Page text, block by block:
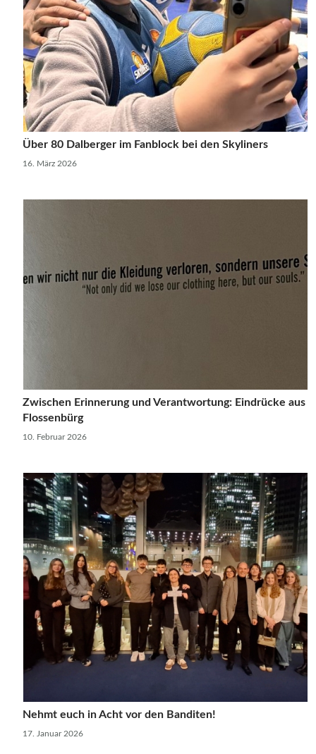
Über 80 Dalberger im Fanblock bei den Skyliners
16. März 2026
Zwischen Erinnerung und Verantwortung: Eindrücke aus
Flossenbürg
10. Februar 2026
Nehmt euch in Acht vor den Banditen!
17. Januar 2026